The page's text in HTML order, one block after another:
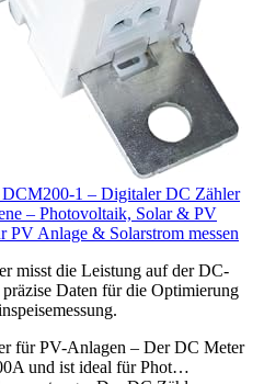
DCM200-1 – Digitaler DC Zähler
– Photovoltaik, Solar & PV
PV Anlage & Solarstrom messen
misst die Leistung auf der DC-
Daten für die Optimierung
für PV-Anlagen – Der DC Meter
und ist ideal für Phot…